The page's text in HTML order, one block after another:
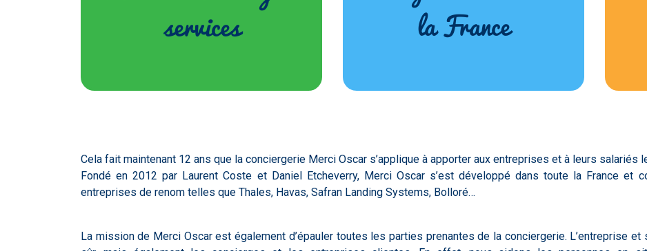
services
la France
Cela fait maintenant 12 ans que la conciergerie Merci Oscar s’applique à apporter aux entreprises et à leurs
Fondé en 2012 par Laurent Coste et Daniel Etcheverry, Merci Oscar s’est développé dans toute la France et
entreprises de renom telles que Thales, Havas, Safran Landing Systems, Bolloré…
La mission de Merci Oscar est également d’épauler toutes les parties prenantes de la conciergerie. L’entreprise